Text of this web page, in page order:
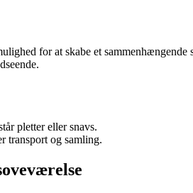
for at skabe et sammenhængende
pletter eller snavs.
transport og samling.